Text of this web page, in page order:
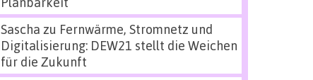
Sascha zu Fernwärme, Stromnetz und
Digitalisierung: DEW21 stellt die Weichen
für die Zukunft